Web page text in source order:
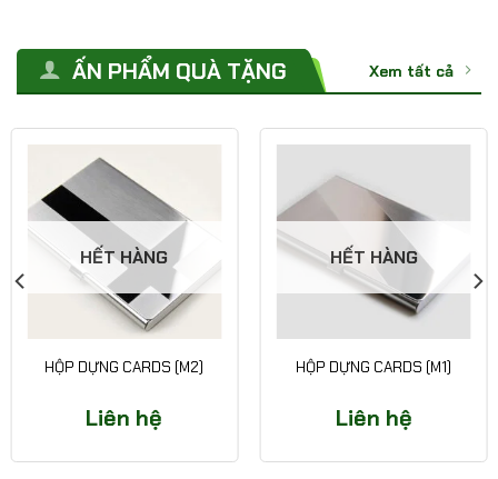
ẤN PHẨM QUÀ TẶNG Xem tất cả
HẾT HÀNG
HỘP DỰNG CARDS (M2)
Liên hệ
HẾT HÀNG
HỘP DỰNG CARDS (M1)
Liên hệ